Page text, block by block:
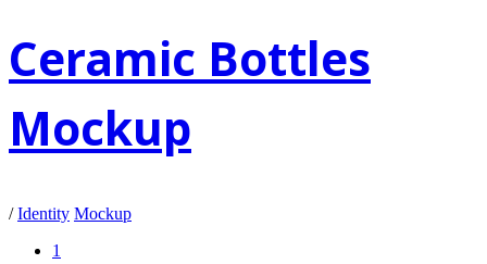
Ceramic Bottles
Mockup
/Identity Mockup
1